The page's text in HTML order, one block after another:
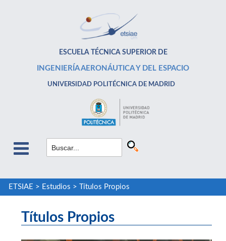
ESCUELA TÉCNICA SUPERIOR DE
INGENIERÍA AERONÁUTICA Y DEL ESPACIO
UNIVERSIDAD POLITÉCNICA DE MADRID
ETSIAE > Estudios > Títulos Propios
Títulos Propios